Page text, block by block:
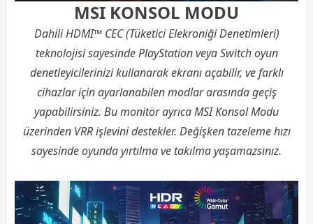
MSI KONSOL MODU
Dahili HDMI™ CEC (Tüketici Elekroniği Denetimleri)
teknolojisi sayesinde PlayStation veya Switch oyun
denetleyicilerinizi kullanarak ekranı açabilir, ve farklı
cihazlar için ayarlanabilen modlar arasında geçiş
yapabilirsiniz. Bu monitör ayrıca MSI Konsol Modu
üzerinden VRR işlevini destekler. Değişken tazeleme hızı
sayesinde oyunda yırtılma ve takılma yaşamazsınız.